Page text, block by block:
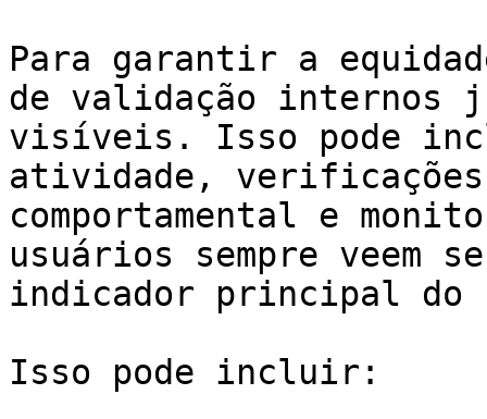
Para garantir a
de validação internos
visíveis. Isso pode
atividade,
comportamental e
usuários sempre veem
indicador principal do
Isso pode incluir: